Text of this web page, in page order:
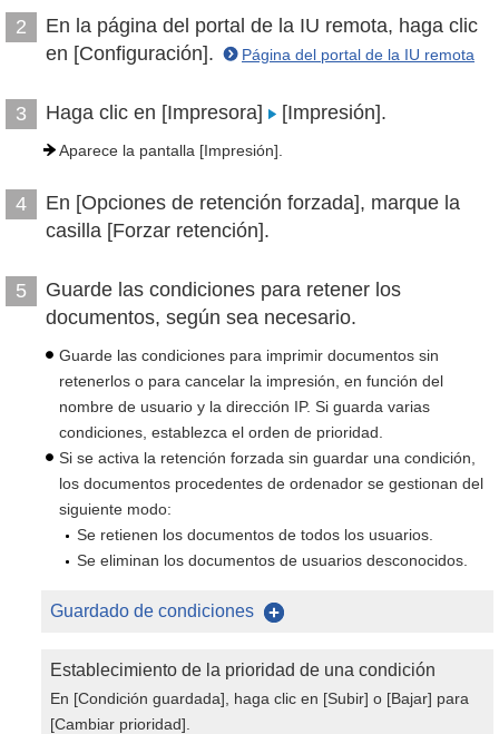
2
En la página del portal de la IU remota, haga clic
en [Configuración].
Página del portal de la IU remota
3 Haga clic en [Impresora] [Impresión].
Aparece la pantalla [Impresión].
4
En [Opciones de retención forzada], marque la
casilla [Forzar retención].
5
Guarde las condiciones para retener los
documentos, según sea necesario.
Guarde las condiciones para imprimir documentos sin
retenerlos o para cancelar la impresión, en función del
nombre de usuario y la dirección IP. Si guarda varias
condiciones, establezca el orden de prioridad.
Si se activa la retención forzada sin guardar una condición,
los documentos procedentes de ordenador se gestionan del
siguiente modo:
Se retienen los documentos de todos los usuarios.
Se eliminan los documentos de usuarios desconocidos.
Guardado de condiciones
Establecimiento de la prioridad de una condición
En [Condición guardada], haga clic en [Subir] o [Bajar] para
[Cambiar prioridad].